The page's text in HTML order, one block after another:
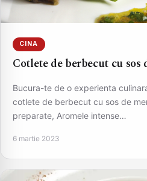
CINA
Cotlete de berbecut cu sos
Bucura-te de o experienta
cotlete de berbecut cu sos de
preparate, Aromele intense…
6 martie 2023